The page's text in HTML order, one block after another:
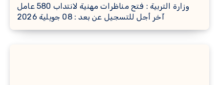
وزارة التربية : فتح مناظرات مهنية لانتداب 580 عامل
آخر أجل للتسجيل عن بعد : 08 جويلية 2026